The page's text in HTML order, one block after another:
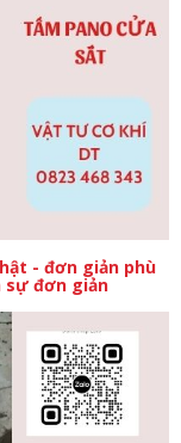
- đơn giản phù
sự đơn giản